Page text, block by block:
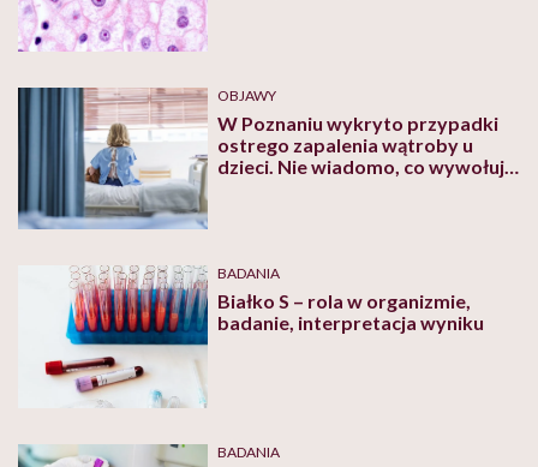
OBJAWY
W Poznaniu wykryto przypadki
ostrego zapalenia wątroby u
dzieci. Nie wiadomo, co wywołuje
BADANIA
Białko S – rola w organizmie,
badanie, interpretacja wyniku
BADANIA